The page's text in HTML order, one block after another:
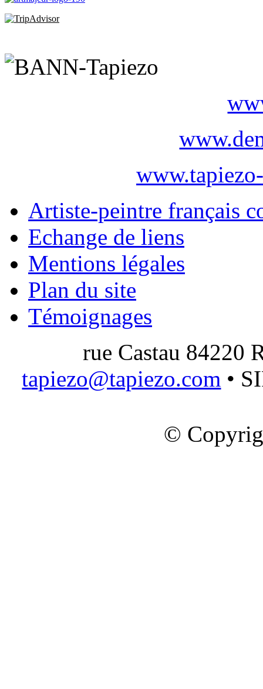
Artiste-peintre français
Echange de liens
Mentions légales
Plan du site
Témoignages
rue Castau 84220
tapiezo@tapiezo.com •
©